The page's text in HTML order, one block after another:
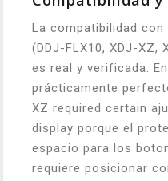
La compatibilidad
(DDJ-FLX10, XDJ-XZ,
es real y verificada.
prácticamente
XZ required certain
display porque el
espacio para los
requiere posicionar